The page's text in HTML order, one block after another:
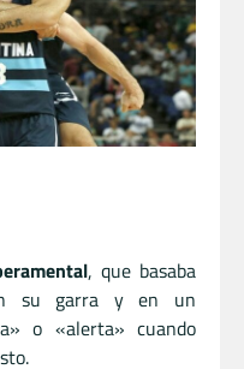
, que basaba
su garra y en un
o «alerta» cuando